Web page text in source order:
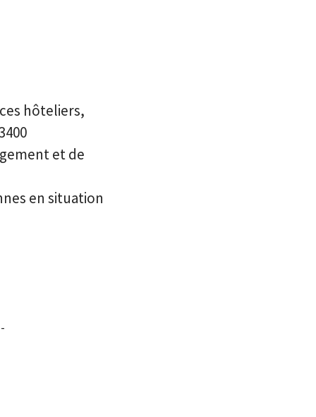
hôteliers,
et de
en situation